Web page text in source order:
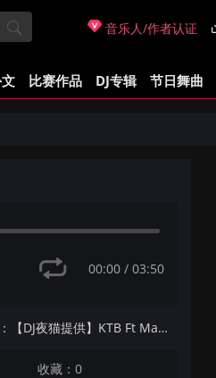
音乐人/作者认证
比赛作品 DJ专辑 节日舞曲
00:00 / 03:50
下一首：【DJ夜猫提供】KTB Ft Mara The Show Must Go On(Extended Mix)
收藏：0